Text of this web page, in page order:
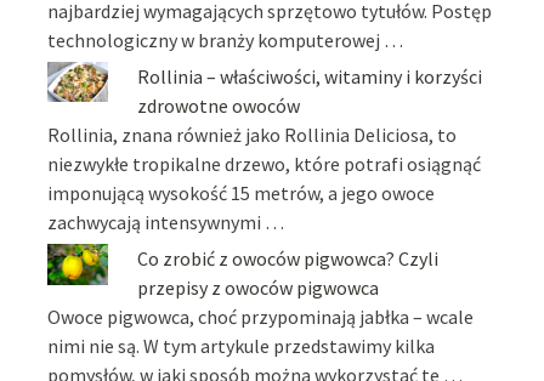
najbardziej wymagających sprzętowo tytułów. Postęp
technologiczny w branży komputerowej …
Rollinia – właściwości, witaminy i korzyści
zdrowotne owoców
Rollinia, znana również jako Rollinia Deliciosa, to
niezwykłe tropikalne drzewo, które potrafi osiągnąć
imponującą wysokość 15 metrów, a jego owoce
zachwycają intensywnymi …
Co zrobić z owoców pigwowca? Czyli
przepisy z owoców pigwowca
Owoce pigwowca, choć przypominają jabłka – wcale
nimi nie są. W tym artykule przedstawimy kilka
pomysłów, w jaki sposób można wykorzystać te …